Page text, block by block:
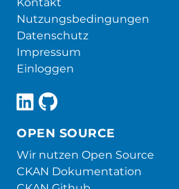
Nutzungsbedingungen
Datenschutz
Impressum
Einloggen
OPEN SOURCE
Wir nutzen Open Source
CKAN Dokumentation